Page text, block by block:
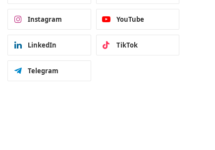
Instagram YouTube
LinkedIn TikTok
Telegram